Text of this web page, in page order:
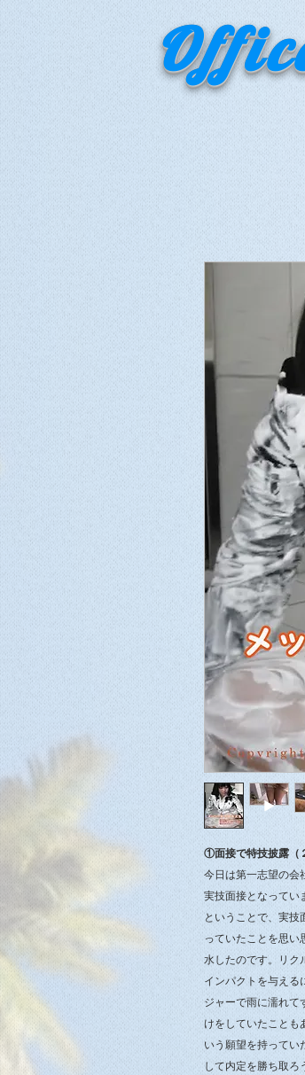
①面接で特技披露（
今日は第一志望の会
実技面接となってい
ということで、実技
っていたことを思
水したのです。リク
インパクトを与える
ジャーで雨に濡れて
けをしていたことも
いう願望を持ってい
して内定を勝ち取